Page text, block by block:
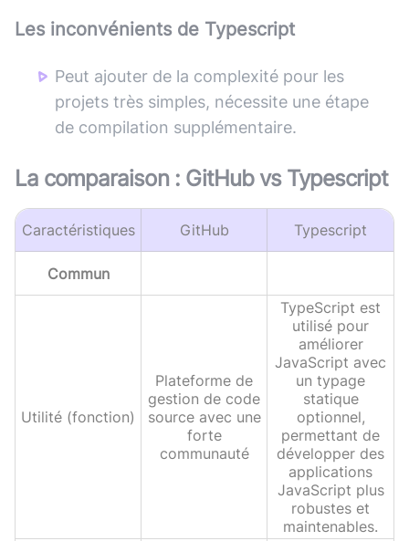
Les inconvénients de Typescript
Peut ajouter de la complexité pour les
projets très simples, nécessite une étape
de compilation supplémentaire.
La comparaison : GitHubvs Typescript
Caractéristiques GitHub Typescript
Commun
Utilité (fonction)
Plateforme de
gestion de code
source avec une
forte
communauté
TypeScript est
utilisé pour
améliorer
JavaScript avec
un typage
statique
optionnel,
permettant de
développer des
applications
JavaScript plus
robustes et
maintenables.